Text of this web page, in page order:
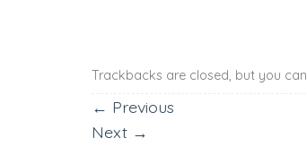
Trackbacks are closed, but you can
← Previous
Next →